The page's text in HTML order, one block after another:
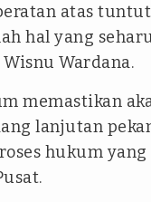
atas
hal yang
Wardana.
memastikan
lanjutan
hukum